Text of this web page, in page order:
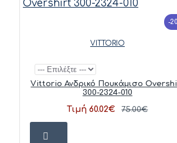
-
VITTORIO
Vittorio Ανδρικό Πουκάμισο
300-2324-010
Τιμή 60.02€ 75.00€